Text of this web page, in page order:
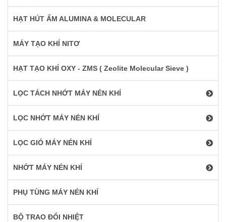
HẠT HÚT ẨM ALUMINA & MOLECULAR
MÁY TẠO KHÍ NITƠ
HẠT TẠO KHÍ OXY - ZMS ( Zeolite Molecular Sieve )
LỌC TÁCH NHỚT MÁY NÉN KHÍ
LỌC NHỚT MÁY NÉN KHÍ
LỌC GIÓ MÁY NÉN KHÍ
NHỚT MÁY NÉN KHÍ
PHỤ TÙNG MÁY NÉN KHÍ
BỘ TRAO ĐỔI NHIỆT